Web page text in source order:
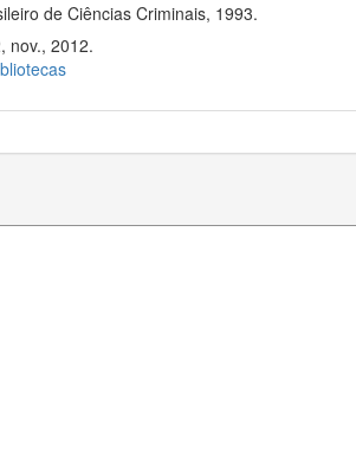
de Ciências Criminais, 1993.
nov., 2012.